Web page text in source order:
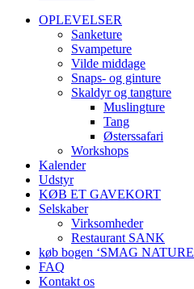
OPLEVELSER
Sanketure
Svampeture
Vilde middage
Snaps- og ginture
Skaldyr og tangture
Muslingture
Tang
Østerssafari
Workshops
Kalender
Udstyr
KØB ET GAVEKORT
Selskaber
Virksomheder
Restaurant SANK
køb bogen ‘SMAG
FAQ
Kontakt os